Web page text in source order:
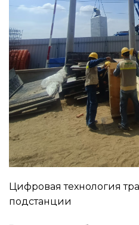
Цифровая технология
подстанции